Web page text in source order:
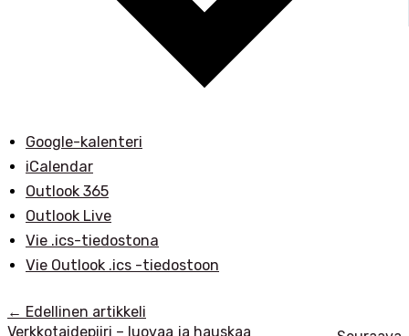
Google-kalenteri
iCalendar
Outlook 365
Outlook Live
Vie .ics-tiedostona
Vie Outlook .ics -tiedostoon
← Edellinen artikkeli
Verkkotaidepiiri – luovaa ja hauskaa